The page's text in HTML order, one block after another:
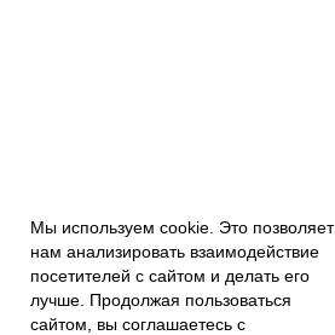
Мы используем cookie. Это позволяет
нам анализировать взаимодействие
посетителей с сайтом и делать его
лучше. Продолжая пользоваться
сайтом, вы соглашаетесь с